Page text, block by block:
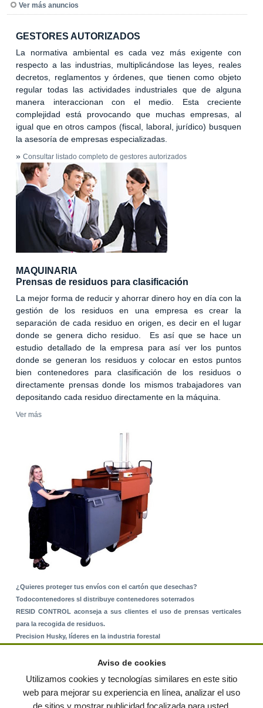
Ver más anuncios
GESTORES AUTORIZADOS
La normativa ambiental es cada vez más exigente con
respecto a las industrias, multiplicándose las leyes, reales
decretos, reglamentos y órdenes, que tienen como objeto
regular todas las actividades industriales que de alguna
manera interaccionan con el medio. Esta creciente
complejidad está provocando que muchas empresas, al
igual que en otros campos (fiscal, laboral, jurídico) busquen
la asesoría de empresas especializadas.
» Consultar listado completo de gestores autorizados
MAQUINARIA
Prensas de residuos para clasificación
La mejor forma de reducir y ahorrar dinero hoy en día con la
gestión de los residuos en una empresa es crear la
separación de cada residuo en origen, es decir en el lugar
donde se genera dicho residuo. Es así que se hace un
estudio detallado de la empresa para así ver los puntos
donde se generan los residuos y colocar en estos puntos
bien contenedores para clasificación de los residuos o
directamente prensas donde los mismos trabajadores van
depositando cada residuo directamente en la máquina.
Ver más
¿Quieres proteger tus envíos con el cartón que desechas?
Todocontenedores sl distribuye contenedores soterrados
RESID CONTROL aconseja a sus clientes el uso de prensas verticales
para la recogida de residuos.
Precision Husky, líderes en la industria forestal
Aviso de cookies
Utilizamos cookies y tecnologías similares en este sitio
web para mejorar su experiencia en línea, analizar el uso
de sitios y mostrar publicidad focalizada para usted.